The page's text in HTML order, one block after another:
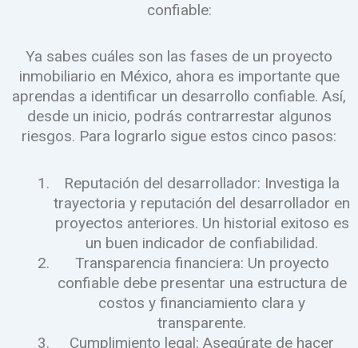
confiable:
Ya sabes cuáles son las fases de un proyecto
inmobiliario en México, ahora es importante que
aprendas a identificar un desarrollo confiable. Así,
desde un inicio, podrás contrarrestar algunos
riesgos. Para lograrlo sigue estos cinco pasos:
Reputación del desarrollador: Investiga la
trayectoria y reputación del desarrollador en
proyectos anteriores. Un historial exitoso es
un buen indicador de confiabilidad.
Transparencia financiera: Un proyecto
confiable debe presentar una estructura de
costos y financiamiento clara y
transparente.
Cumplimiento legal: Asegúrate de hacer